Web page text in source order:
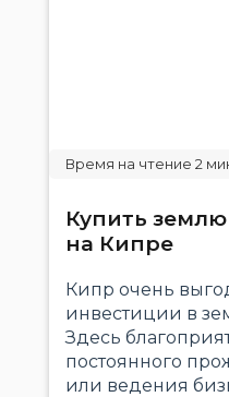
Купить
на Кипре
Кипр очень
инвестиции в
Здесь
постоянного
или ведения